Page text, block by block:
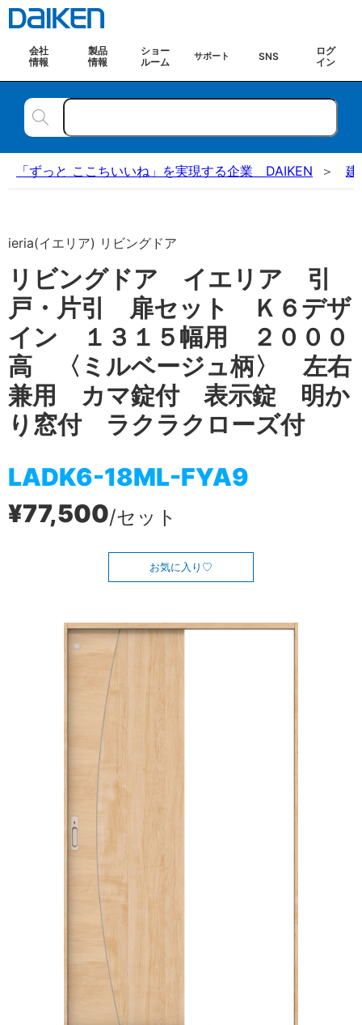
会社
情報
製品
情報
ショー
ルーム
サポート SNS
ログ
イン
「ずっと ここちいいね」を実現する企業 DAIKEN 建
ieria(イエリア) リビングドア
リビングドア イエリア 引
戸・片引 扉セット Ｋ６デザ
イン １３１５幅用 ２０００
高 〈ミルベージュ柄〉 左右
兼用 カマ錠付 表示錠 明か
り窓付 ラクラクローズ付
LADK6-18ML-FYA9
¥77,500/セット
お気に入り